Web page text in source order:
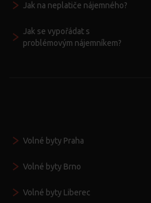
Jak na neplatiče nájemného?
Jak se vypořádat s
problémovým nájemníkem?
Volné byty Praha
Volné byty Brno
Volné byty Liberec